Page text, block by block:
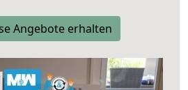
Angebote erhalten